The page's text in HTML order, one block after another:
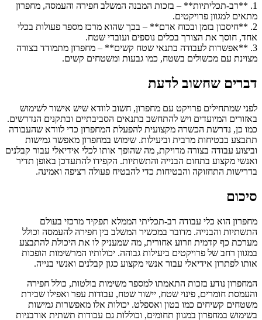
1. **רב-תכליתיות** – בזכות המבנה המשלב חפירה והעמסה, מחפרון
מתאים למגוון פרויקטים.
2. **חיסכון בזמן ובכוח אדם** – בכך שהוא מרכז מספר פעולות בכלי
אחד, חוסך את הצורך בכלים נוספים ועובדי שטח.
3. **אפשרות לעבודה בתנאי שטח קשים** – מחפרון מתמודד בצורה
מצוינת עם מכשולים בשטח, כמו גבעות ומשטחים קשים.
דברים שחשוב לדעת
לפני שמתחילים פרויקט עם מחפרון, חשוב לוודא שיש אישור לשימוש
באזורים המיועדים ויש להתחשב בתנאים הסביבתיים ובתקנים הנדרשים.
כמו כן, נדרשת הכשרה מקצועית להפעלת המחפרון כדי לוודא שהעבודה
תתבצע בבטיחות מרבית וביעילות. שימוש במחפרון מאפשר גמישות
וביצוע עבודה בצורה מדויקת, מה שהופך אותו לכלי אידיאלי עבור קבלנים
ואנשי מקצוע בתחום הבנייה והתשתיות. הקפידו להתעדכן באופן תדיר
בדרישות התחזוקה והבטיחות כדי להבטיח פעולה רציפה ואמינה.
סיכום
מחפרון הוא כלי עבודה רב-תכליתי הממלא תפקיד מרכזי בעולם
התשתיות והבנייה. מדובר במכשיר המשלב בין חפירה להעמסה וכולל
מערכת כף קדמית וזרוע אחורית, מה שמעניק לו את היכולת להתבצע
במגוון רחב של פרויקטים ביעילות גבוהה. יכולותיו המרשימות הופכות
אותו לפתרון אידיאלי עבור אנשי מקצוע כגון קבלנים ואנשי בנייה.
המחפרון נודע בזכות התאמתו למספר משימות בולטות, כולל חפירה
והעמסת חומרים, פינוי שטח, יישור שטח, עבודות עפר ואפילו שבירת
משטחים קשיחים כמו בטון ואספלט. יכולות אלו מאפשרות גמישות
בשימוש במחפרון במגוון תחומים, וכוללות גם עבודות תשתית אורבניות